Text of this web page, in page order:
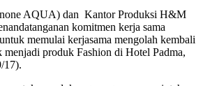
AQUA) dan Kantor Produksi H&M
komitmen kerja sama
memulai kerjasama mengolah kembali
menjadi produk Fashion di Hotel Padma,
17).